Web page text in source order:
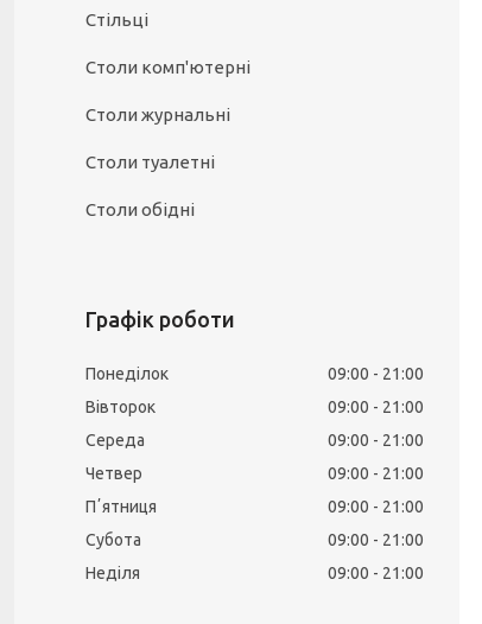
Стільці
Столи комп'ютерні
Столи журнальні
Столи туалетні
Столи обідні
Графік роботи
Понеділок 09:00
21:00
Вівторок
09:00
21:00
Середа
09:00
21:00
Четвер
09:00
21:00
Пʼятниця
09:00
21:00
Субота
09:00
21:00
Неділя
09:00 21:00